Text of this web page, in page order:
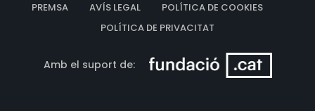
PREMSA
AVÍS LEGAL
POLÍTICA DE COOKIES
POLÍTICA DE PRIVACITAT
Amb el suport de: